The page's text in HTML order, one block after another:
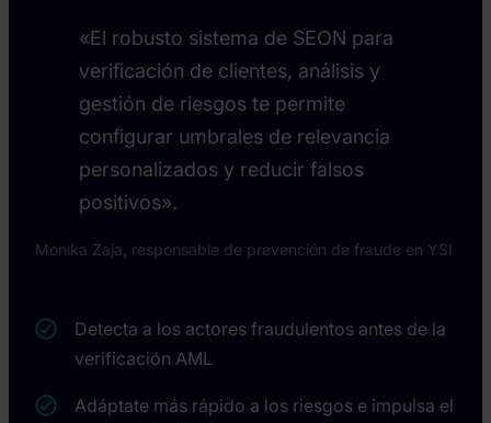
«El robusto sistema de SEON para
verificación de clientes, análisis y
gestión de riesgos te permite
configurar umbrales de relevancia
personalizados y reducir falsos
positivos».
Monika Zaja, responsable de prevención de fraude en YSI
Detecta a los actores fraudulentos antes de la
verificación AML
Adáptate más rápido a los riesgos e impulsa el